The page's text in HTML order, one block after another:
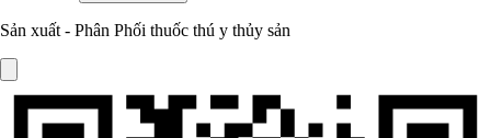
Sản xuất - Phân Phối thuốc thú y thủy sản